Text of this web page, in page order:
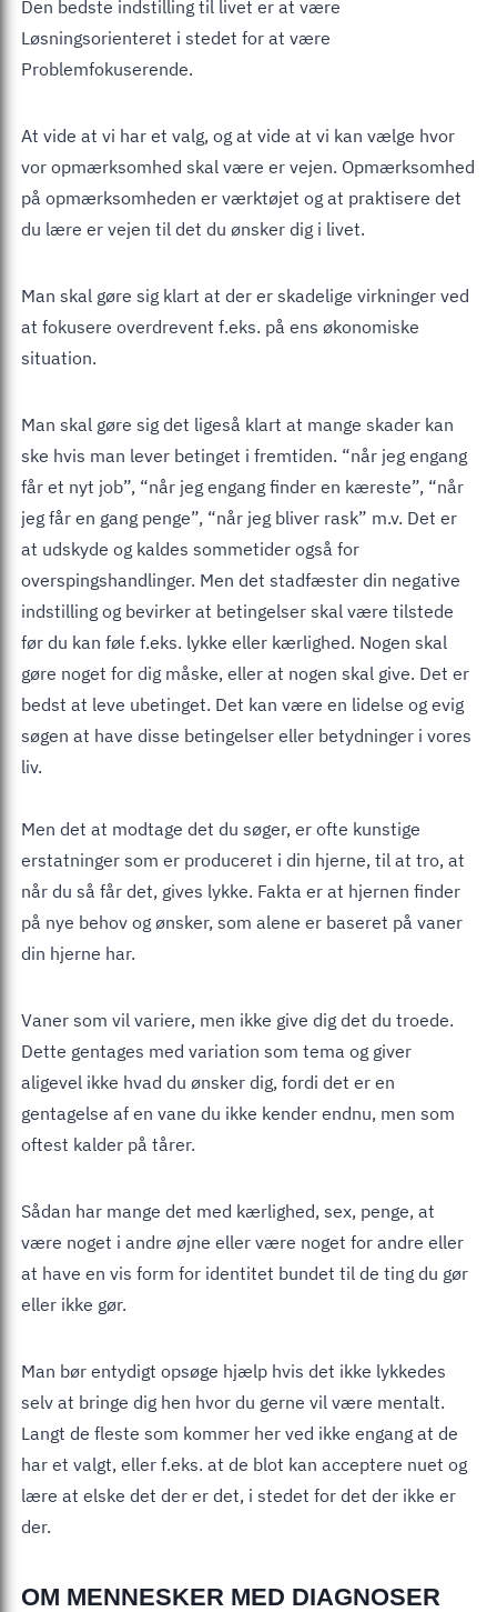
Den bedste indstilling til livet er at være
Løsningsorienteret i stedet for at være
Problemfokuserende.
At vide at vi har et valg, og at vide at vi kan vælge hvor
vor opmærksomhed skal være er vejen. Opmærksomhed
på opmærksomheden er værktøjet og at praktisere det
du lære er vejen til det du ønsker dig i livet.
Man skal gøre sig klart at der er skadelige virkninger ved
at fokusere overdrevent f.eks. på ens økonomiske
situation.
Man skal gøre sig det ligeså klart at mange skader kan
ske hvis man lever betinget i fremtiden. “når jeg engang
får et nyt job”, “når jeg engang finder en kæreste”, “når
jeg får en gang penge”, “når jeg bliver rask” m.v. Det er
at udskyde og kaldes sommetider også for
overspingshandlinger. Men det stadfæster din negative
indstilling og bevirker at betingelser skal være tilstede
før du kan føle f.eks. lykke eller kærlighed. Nogen skal
gøre noget for dig måske, eller at nogen skal give. Det er
bedst at leve ubetinget. Det kan være en lidelse og evig
søgen at have disse betingelser eller betydninger i vores
liv.
Men det at modtage det du søger, er ofte kunstige
erstatninger som er produceret i din hjerne, til at tro, at
når du så får det, gives lykke. Fakta er at hjernen finder
på nye behov og ønsker, som alene er baseret på vaner
din hjerne har.
Vaner som vil variere, men ikke give dig det du troede.
Dette gentages med variation som tema og giver
aligevel ikke hvad du ønsker dig, fordi det er en
gentagelse af en vane du ikke kender endnu, men som
oftest kalder på tårer.
Sådan har mange det med kærlighed, sex, penge, at
være noget i andre øjne eller være noget for andre eller
at have en vis form for identitet bundet til de ting du gør
eller ikke gør.
Man bør entydigt opsøge hjælp hvis det ikke lykkedes
selv at bringe dig hen hvor du gerne vil være mentalt.
Langt de fleste som kommer her ved ikke engang at de
har et valgt, eller f.eks. at de blot kan acceptere nuet og
lære at elske det der er det, i stedet for det der ikke er
der.
OM MENNESKER MED DIAGNOSER